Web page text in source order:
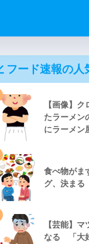
フード速報の人
【画像】
たラーメン
にラーメン
食べ物がま
グ、決まる
【芸能】
なる 「大